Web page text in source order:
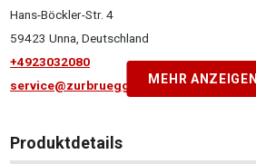
Hans-Böckler-Str. 4
59423 Unna, Deutschland
+4923032080
service@zurbrueggen.deMEHR ANZEIGEN
Produktdetails